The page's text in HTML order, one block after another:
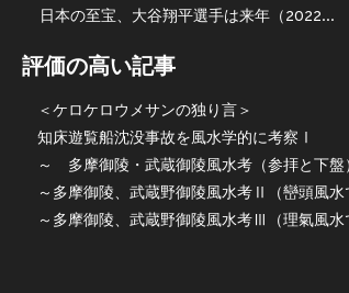
日本の至宝、大谷翔平選手は来年（2022...
評価の高い記事
＜ケロケロウメサンの独り言＞
知床遊覧船沈没事故を風水学的に考察Ⅰ
～ 多摩御陵・武蔵御陵風水考（参拝と下
～多摩御陵、武蔵野御陵風水考Ⅱ（巒頭風水
～多摩御陵、武蔵野御陵風水考Ⅲ（理氣風水